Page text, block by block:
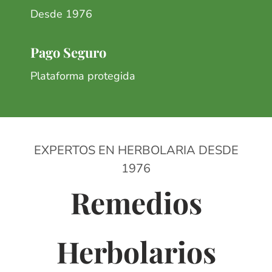
Desde 1976
Pago Seguro
Plataforma protegida
EXPERTOS EN HERBOLARIA DESDE
1976
Remedios
Herbolarios